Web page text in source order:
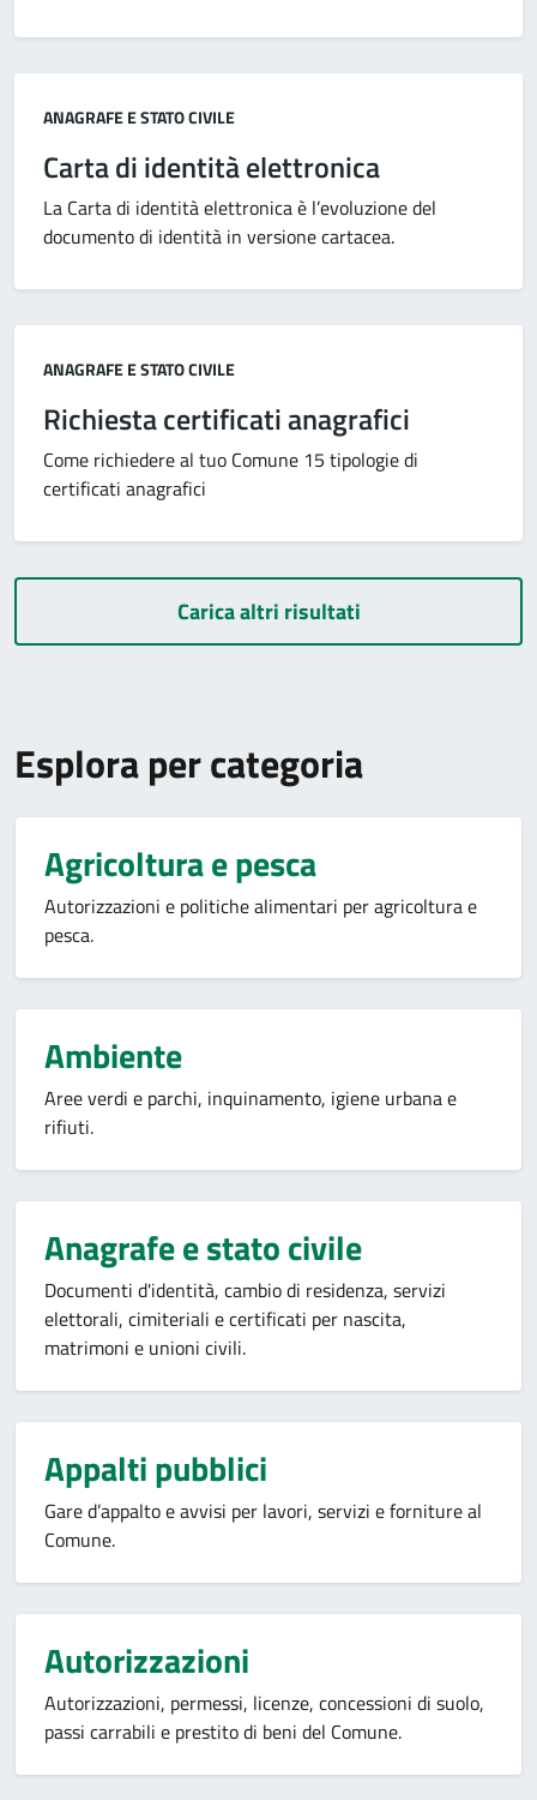
Categoria:
ANAGRAFE E STATO CIVILE
Carta di identità elettronica
La Carta di identità elettronica è l’evoluzione del
documento di identità in versione cartacea.
Categoria:
ANAGRAFE E STATO CIVILE
Richiesta certificati anagrafici
Come richiedere al tuo Comune 15 tipologie di
certificati anagrafici
Carica altri risultati
Esplora per categoria
Agricoltura e pesca
Autorizzazioni e politiche alimentari per agricoltura e
pesca.
Ambiente
Aree verdi e parchi, inquinamento, igiene urbana e
rifiuti.
Anagrafe e stato civile
Documenti d'identità, cambio di residenza, servizi
elettorali, cimiteriali e certificati per nascita,
matrimoni e unioni civili.
Appalti pubblici
Gare d’appalto e avvisi per lavori, servizi e forniture al
Comune.
Autorizzazioni
Autorizzazioni, permessi, licenze, concessioni di suolo,
passi carrabili e prestito di beni del Comune.